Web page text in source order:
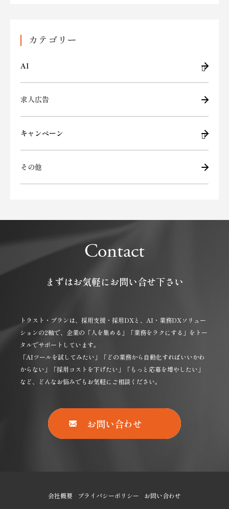
カテゴリー
AI
求人広告
キャンペーン
その他
Contact
まずはお気軽にお問い合せ下さい
トラスト・プランは、採用支援・採用DXと、AI・業務DXソリュー
ションの2軸で、企業の「人を集める」「業務をラクにする」をトー
タルでサポートしています。
「AIツールを試してみたい」「どの業務から自動化すればいいかわ
からない」「採用コストを下げたい」「もっと応募を増やしたい」
など、どんなお悩みでもお気軽にご相談ください。
お問い合わせ
会社概要 プライバシーポリシー お問い合わせ